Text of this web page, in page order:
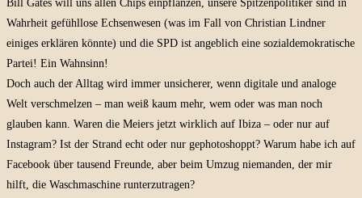
Bill Gates will uns allen Chips einpflanzen, unsere Spitzenpolitiker sind in
Wahrheit gefühllose Echsenwesen (was im Fall von Christian Lindner
einiges erklären könnte) und die SPD ist angeblich eine sozialdemokratische
Partei! Ein Wahnsinn!
Doch auch der Alltag wird immer unsicherer, wenn digitale und analoge
Welt verschmelzen – man weiß kaum mehr, wem oder was man noch
glauben kann. Waren die Meiers jetzt wirklich auf Ibiza – oder nur auf
Instagram? Ist der Strand echt oder nur gephotoshoppt? Warum habe ich auf
Facebook über tausend Freunde, aber beim Umzug niemanden, der mir
hilft, die Waschmaschine runterzutragen?